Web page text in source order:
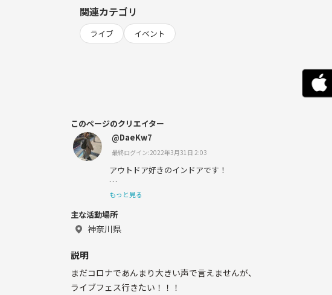
関連カテゴリ
ライブ イベント
このページのクリエイター
@DaeKw7
最終ログイン:2022年3月31日 2:03
アウトドア好きのインドアです！
もともとアウトドア大好き人間ですが、年齢とコロナで引きこも
りがちです😩
よろしくお願いいたします❗️
もっと見る
主な活動場所
神奈川県
説明
まだコロナであんまり大きい声で言えませんが、
ライブフェス行きたい！！！